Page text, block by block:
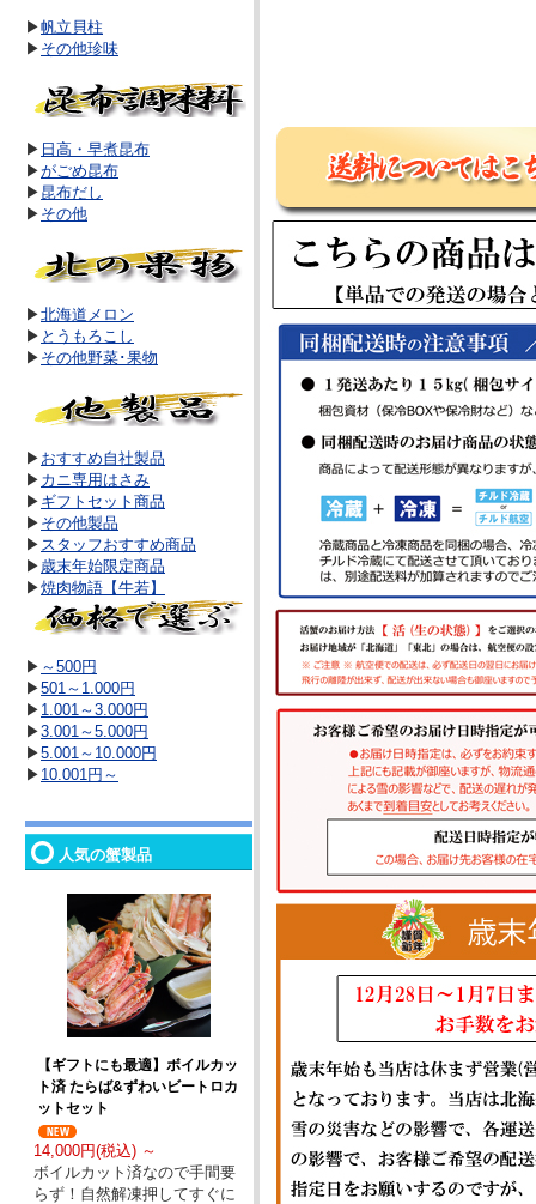
▶帆立貝柱
▶ その他珍味
▶ 日高・早煮昆布
▶がごめ昆布
▶ 昆布だし
▶ その他
▶北海道メロン
▶ とうもろこし
▶ その他野菜･果物
▶ おすすめ自社製品
▶ カニ専用はさみ
▶ ギフトセット商品
▶ その他製品
▶ スタッフおすすめ商品
▶ 歳末年始限定商品
▶焼肉物語【牛若】
▶ ～500円
▶501～1.000円
▶ 1.001～3.000円
▶3.001～5.000円
▶5.001～10.000円
▶ 10.001円～
人気の蟹製品
【ギフトにも最適】ボイルカッ
ト済 たらば&ずわいビートロカ
ットセット
14,000円(税込) ～
ボイルカット済なので手間要
らず！自然解凍押してすぐに